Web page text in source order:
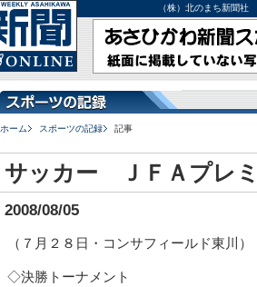
（株）北のまち新聞
ホーム スポーツの記録 記事
サッカー ＪＦＡプレ
2008/08/05
（７月２８日・コンサフィールド東川）
◇決勝トーナメント